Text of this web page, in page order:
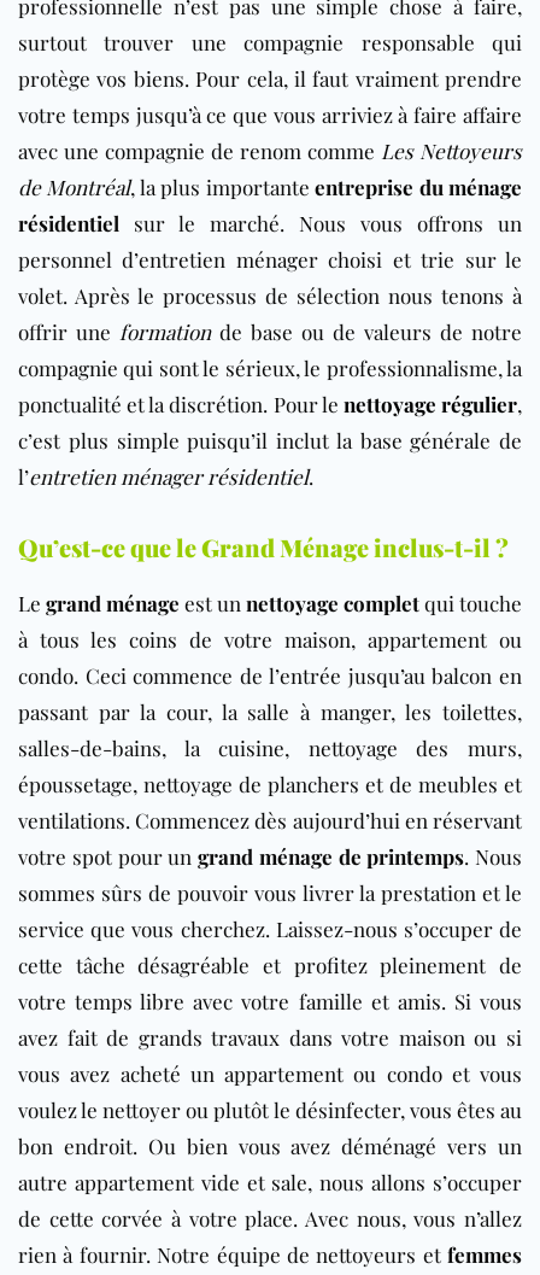
professionnelle n’est pas une simple chose à faire,
surtout trouver une compagnie responsable qui
protège vos biens. Pour cela, il faut vraiment prendre
votre temps jusqu’à ce que vous arriviez à faire affaire
avec une compagnie de renom comme Les Nettoyeurs
de Montréal, la plus importanteentreprise du ménage
résidentiel sur le marché. Nous vous offrons un
personnel d’entretien ménager choisi et trie sur le
volet. Après le processus de sélection nous tenons à
offrir une formationde base ou de valeurs de notre
compagnie qui sont le sérieux, le professionnalisme, la
ponctualité et la discrétion. Pour le nettoyage régulier,
c’est plus simple puisqu’il inclut la base générale de
l’entretien ménager résidentiel.
Qu’est-ce que le Grand Ménage inclus-t-il ?
Le grand ménage est un nettoyage completqui touche
à tous les coins de votre maison, appartement ou
condo. Ceci commence de l’entrée jusqu’au balcon en
passant par la cour, la salle à manger, les toilettes,
salles-de-bains, la cuisine, nettoyage des murs,
époussetage, nettoyage de planchers et de meubles et
ventilations. Commencez dès aujourd’hui en réservant
votre spot pour un grand ménage de printemps. Nous
sommes sûrs de pouvoir vous livrer la prestation et le
service que vous cherchez. Laissez-nous s’occuper de
cette tâche désagréable et profitez pleinement de
votre temps libre avec votre famille et amis. Si vous
avez fait de grands travaux dans votre maison ou si
vous avez acheté un appartement ou condo et vous
voulez le nettoyer ou plutôt le désinfecter, vous êtes au
bon endroit. Ou bien vous avez déménagé vers un
autre appartement vide et sale, nous allons s’occuper
de cette corvée à votre place. Avec nous, vous n’allez
rien à fournir. Notre équipe de nettoyeurs et femmes